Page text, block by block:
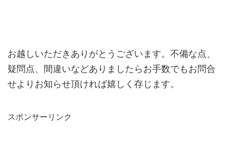
お越しいただきありがとうございます。不備な点、
疑問点、間違いなどありましたらお手数でもお問合
せよりお知らせ頂ければ嬉しく存じます。
スポンサーリンク